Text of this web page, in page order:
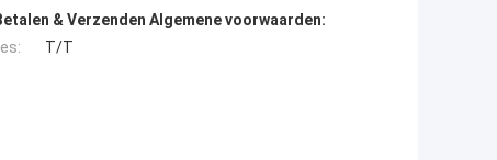
& Verzenden Algemene voorwaarden:
T/T